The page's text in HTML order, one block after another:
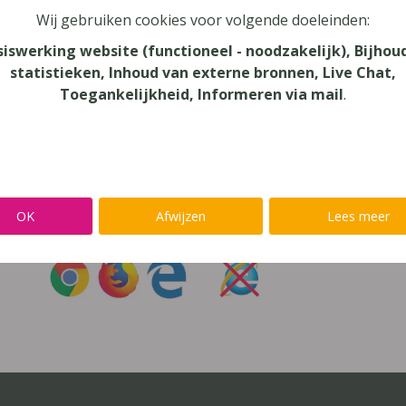
vergeten?
niet inloggen met een@lees.op-account
meteen naarAlinea,IntoWords,K3000,SprintPlus,
Wij gebruiken cookies voor volgende doeleinden:
website (functioneel - noodzakelijk),
statistieken, Inhoud van externe bronnen, Live Chat,
Toegankelijkheid, Informeren via mail.
OK Afwijzen Lees meer